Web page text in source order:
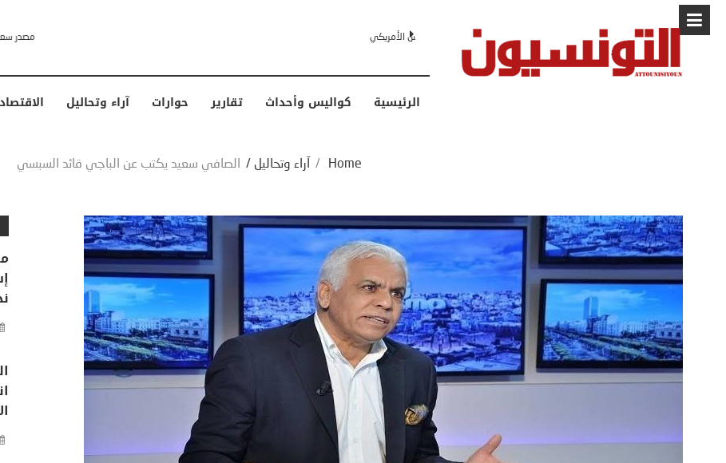
البابا: “لا أخشى ترامب” .. ردا على انتقادات وجهها له الرئيس الأمريكي
الرئيسية كواليس وأحداث تقارير حوارات آراء وتحاليل
Home
/ آراء وتحاليل / الصافي سعيد يكتب عن الباجي قائد السبسي